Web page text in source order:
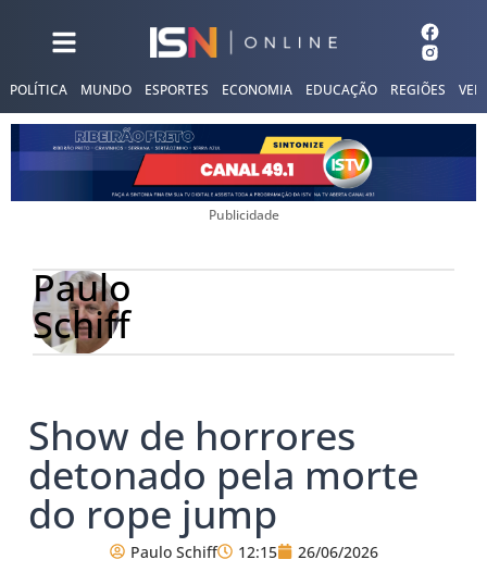
POLÍTICA MUNDO ESPORTES ECONOMIA EDUCAÇÃO REGIÕES
Publicidade
Paulo
Schiff
Show de horrores
detonado pela morte
do rope jump
Paulo Schiff 12:15 26/06/2026